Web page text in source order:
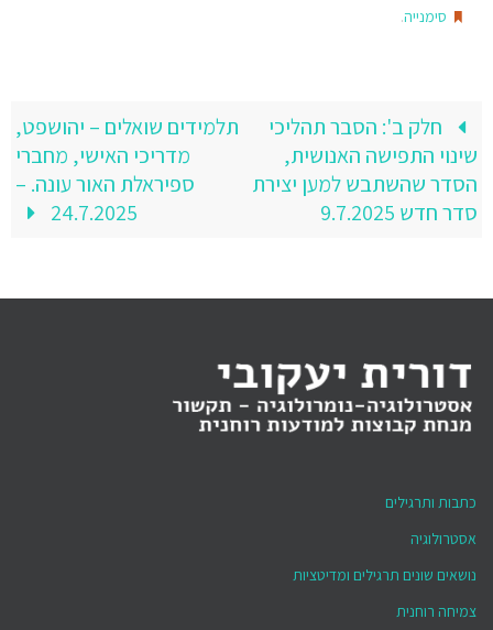
סימנייה.
חלק ב': הסבר תהליכי
שינוי התפישה האנושית,
הסדר שהשתבש למען יצירת
סדר חדש 9.7.2025
תלמידים שואלים – יהושפט,
מדריכי האישי, מחברי
ספיראלת האור עונה. –
24.7.2025
כתבות ותרגילים
אסטרולוגיה
נושאים שונים תרגילים ומדיטציות
צמיחה רוחנית